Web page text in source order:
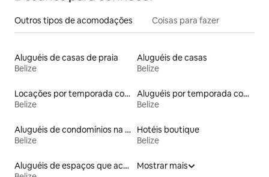
Outros tipos de acomodações Coisas para fazer
Aluguéis de casas de praia
Belize
Aluguéis de casas
Belize
Locações por temporada com piscina
Belize
Aluguéis por temporada com acesso à praia
Belize
Aluguéis de condomínios na praia
Belize
Hotéis boutique
Belize
Aluguéis de espaços que aceitam animais de estimação
Mostrar mais